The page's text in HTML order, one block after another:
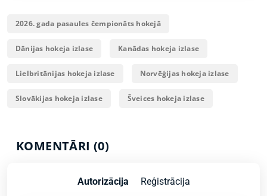
2026. gada pasaules čempionāts hokejā
Dānijas hokeja izlase Kanādas hokeja izlase
Lielbritānijas hokeja izlase Norvēģijas hokeja izlase
Slovākijas hokeja izlase Šveices hokeja izlase
KOMENTĀRI (0)
Autorizācija Reģistrācija